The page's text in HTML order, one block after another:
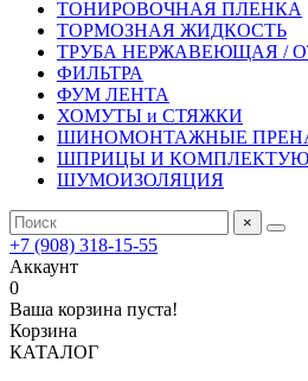
ТОНИРОВОЧНАЯ ПЛЕНКА
ТОРМОЗНАЯ ЖИДКОСТЬ
ТРУБА НЕРЖАВЕЮЩАЯ /
ФИЛЬТРА
ФУМ ЛЕНТА
ХОМУТЫ и СТЯЖКИ
ШИНОМОНТАЖНЫЕ
ШПРИЦЫ И
ШУМОИЗОЛЯЦИЯ
×
+7 (908) 318-15-55
Аккаунт
0
Ваша корзина пуста!
Корзина
КАТАЛОГ